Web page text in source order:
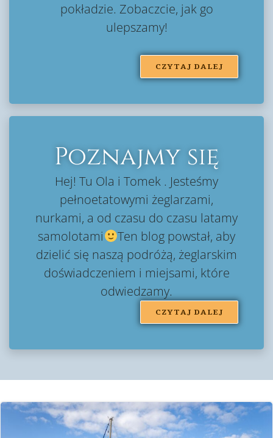
pokładzie. Zobaczcie, jak go
ulepszamy!
CZYTAJ DALEJ
Poznajmy się
Hej! Tu Ola i Tomek . Jesteśmy
pełnoetatowymi żeglarzami,
nurkami, a od czasu do czasu latamy
samolotami
Ten blog powstał, aby
dzielić się naszą podróżą, żeglarskim
doświadczeniem i miejsami, które
odwiedzamy.
CZYTAJ DALEJ